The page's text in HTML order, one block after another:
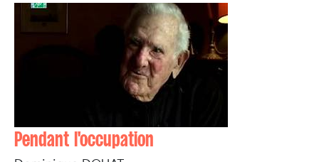
Pendant l'occupation